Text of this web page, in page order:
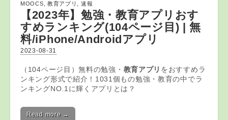
MOOCS 教育アプリ 速報
【2023年】勉強・ 教育アプリ おす
すめランキング(104ページ目) | 無
料/iPhone/Androidアプリ
2023-08-31
（104ページ目）無料の勉強・ 教育アプリ をおすすめラ
ンキング形式で紹介！1031個もの勉強・教育の中でラ
ンキングNO.1に輝くアプリとは？
Read more →